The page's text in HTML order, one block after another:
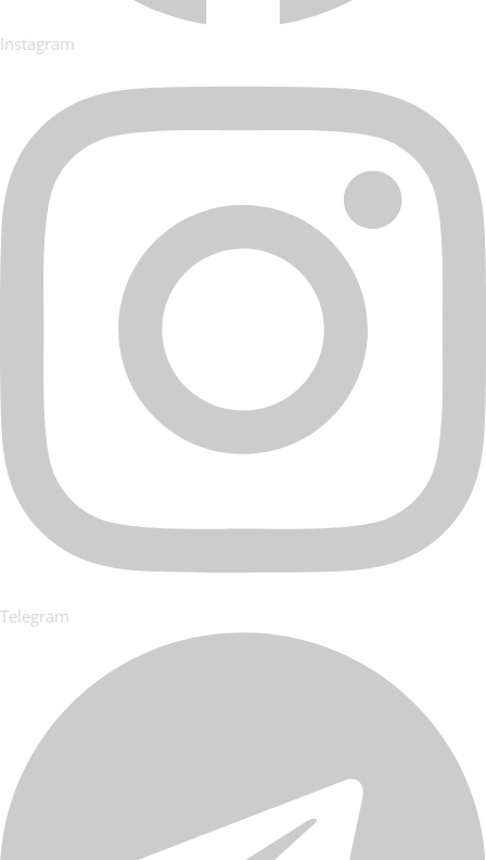
Instagram
Telegram